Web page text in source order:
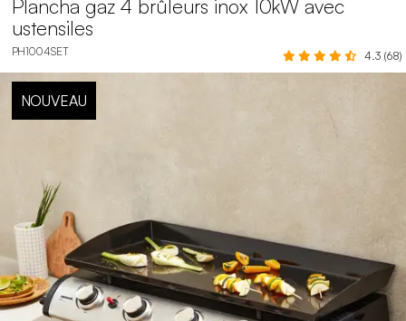
Plancha gaz 4 brûleurs inox 10kW avec
ustensiles
PH1004SET 4.3 (68)
NOUVEAU